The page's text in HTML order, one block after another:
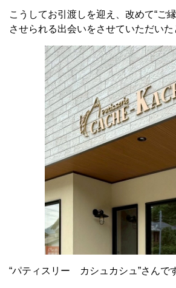
こうしてお引渡しを迎え、改めて“ご
させられる出会いをさせていただいた
“パティスリー カシュカシュ”さんで